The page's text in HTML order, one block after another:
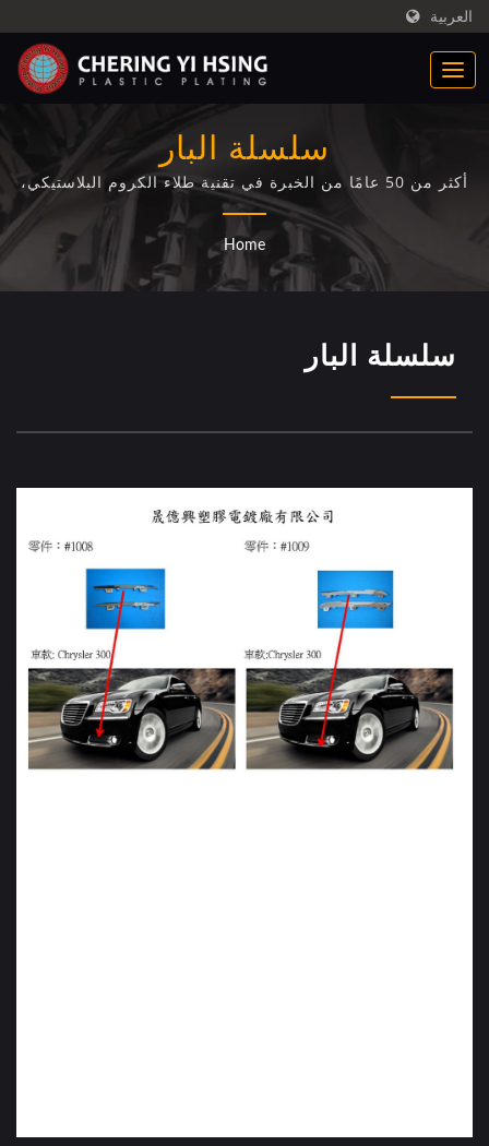
العربية
سلسلة البار
أكثر من 50 عامًا من الخبرة في تقنية طلاء الكروم البلاستيكي،
CYH.خدمات تكسية الكروم البلاستيكية المهنية بما في ذلك
التكسية اللامعة والمخملية والثلاثية للكروم البلاستيكي لمختلف
قطع السيارات (أغطية الشاحنات، أكواب مركز الشاحنات،
محاكيات عجلات الشاحنات، شبكات الشاحنات).
Home
سلسلة البار